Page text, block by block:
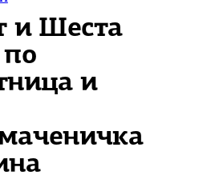
и Шеста
и